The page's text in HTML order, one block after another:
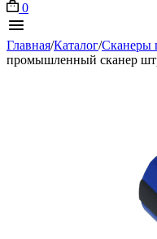
0
Главная/Каталог/Сканеры
промышленный сканер